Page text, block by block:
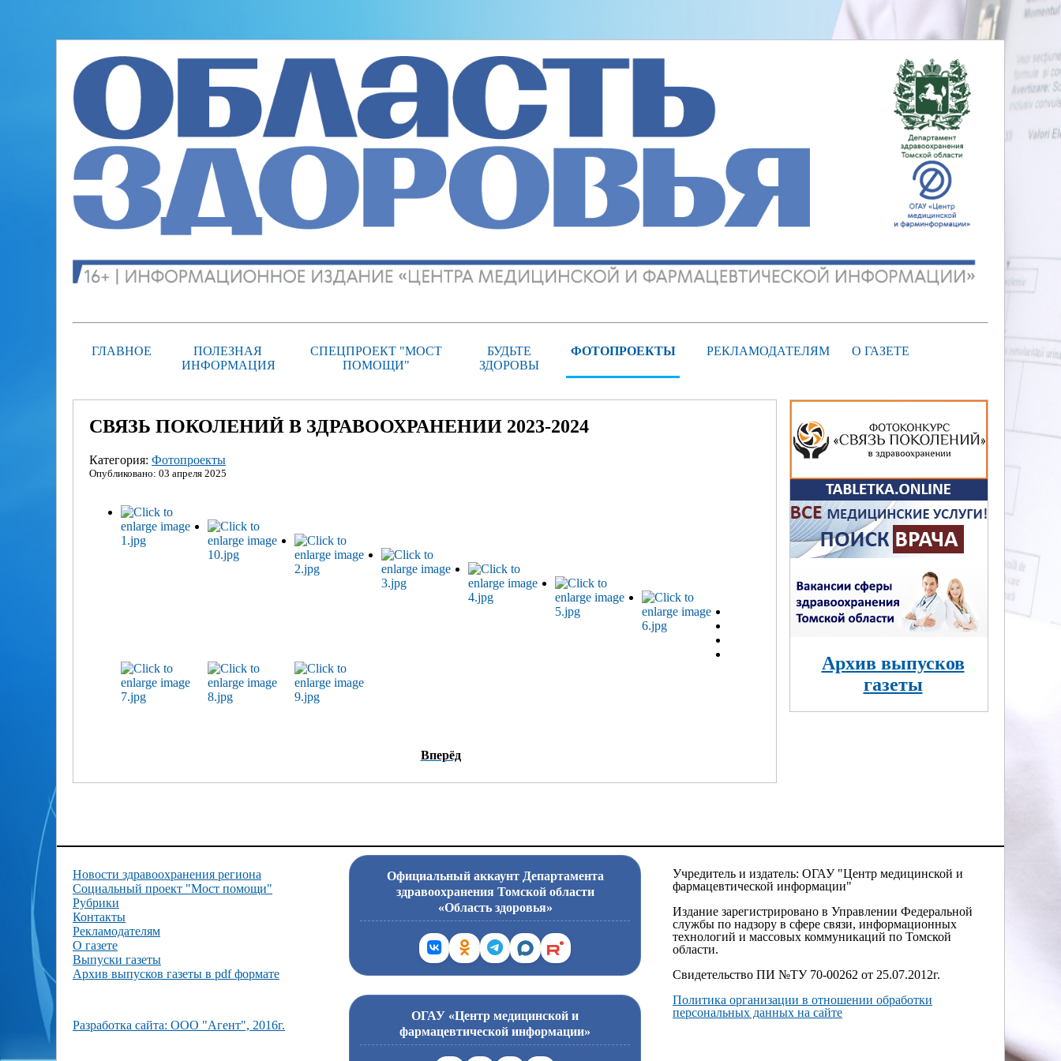
ГЛАВНОЕ
ПОЛЕЗНАЯ
ИНФОРМАЦИЯ
СПЕЦПРОЕКТ "МОСТ
ПОМОЩИ"
БУДЬТЕ
ЗДОРОВЫ
ФОТОПРОЕКТЫ РЕКЛАМОДАТЕЛЯМ О ГАЗЕТЕ
Архив выпусков
газеты
СВЯЗЬ ПОКОЛЕНИЙ В ЗДРАВООХРАНЕНИИ 2023-2024
Категория: Фотопроекты
Опубликовано: 03 апреля 2025
Вперёд
Новости здравоохранения региона
Социальный проект "Мост помощи"
Рубрики
Контакты
Рекламодателям
О газете
Выпуски газеты
Архив выпусков газеты в pdf формате
Разработка сайта: ООО "Агент", 2016г.
Официальный аккаунт Департамента
здравоохранения Томской области
«Область здоровья»
ОГАУ «Центр медицинской и
фармацевтической информации»
Учредитель и издатель: ОГАУ "Центр медицинской и
фармацевтической информации"
Издание зарегистрировано в Управлении Федеральной
службы по надзору в сфере связи, информационных
технологий и массовых коммуникаций по Томской
области.
Свидетельство ПИ №ТУ 70-00262 от 25.07.2012г.
Политика организации в отношении обработки
персональных данных на сайте